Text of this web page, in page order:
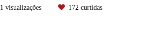
visualizações 172 curtidas